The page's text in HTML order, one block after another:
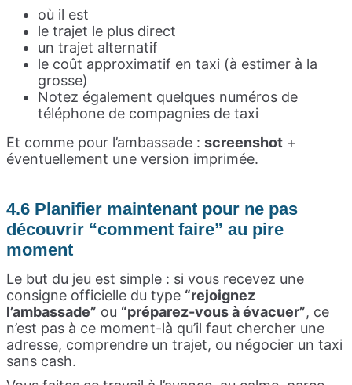
où il est
le trajet le plus direct
un trajet alternatif
le coût approximatif en taxi (à estimer à la
grosse)
Notez également quelques numéros de
téléphone de compagnies de taxi
Et comme pour l’ambassade : screenshot +
éventuellement une version imprimée.
4.6 Planifier maintenant pour ne pas
découvrir “comment faire” au pire
moment
Le but du jeu est simple : si vous recevez une
consigne officielle du type “rejoignez
l’ambassade” ou “préparez-vous à évacuer”, ce
n’est pas à ce moment-là qu’il faut chercher une
adresse, comprendre un trajet, ou négocier un taxi
sans cash.